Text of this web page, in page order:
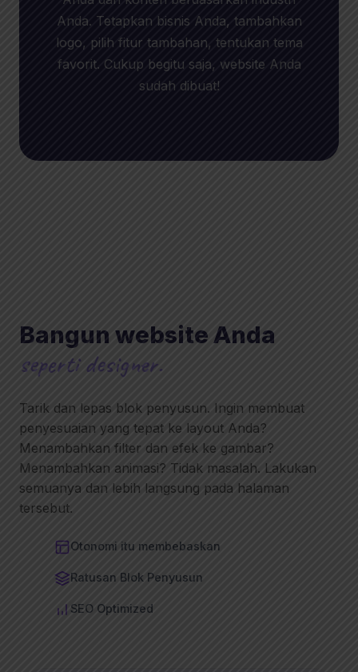
Anda. Tetapkan bisnis Anda, tambahkan
logo, pilih fitur tambahan, tentukan tema
favorit. Cukup begitu saja, website Anda
sudah dibuat!
Bangun website Anda
seperti designer.
Tarik dan lepas blok penyusun. Ingin membuat
penyesuaian yang tepat ke layout Anda?
Menambahkan filter dan efek ke gambar?
Menambahkan animasi? Tidak masalah. Lakukan
semuanya dan lebih langsung pada halaman
tersebut.
Otonomi itu membebaskan
Ratusan Blok Penyusun
SEO Optimized